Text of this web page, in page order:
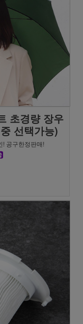
초경량 장우
선택가능)
공구한정판매!